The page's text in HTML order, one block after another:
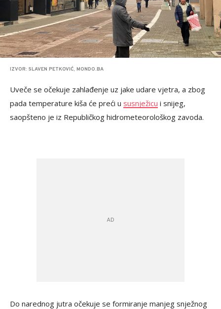
IZVOR: SLAVEN PETKOVIĆ, MONDO.BA
Uveče se očekuje zahlađenje uz jake udare vjetra, a zbog
pada temperature kiša će preći u susnježicu i snijeg,
saopšteno je iz Republičkog hidrometeorološkog zavoda.
Do narednog jutra očekuje se formiranje manjeg snježnog